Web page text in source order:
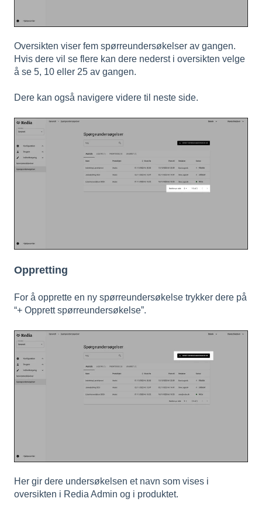
Oversikten viser fem spørreundersøkelser av gangen.
Hvis dere vil se flere kan dere nederst i oversikten velge
å se 5, 10 eller 25 av gangen.
Dere kan også navigere videre til neste side.
Oppretting
For å opprette en ny spørreundersøkelse trykker dere på
“+ Opprett spørreundersøkelse”.
Her gir dere undersøkelsen et navn som vises i
oversikten i Redia Admin og i produktet.